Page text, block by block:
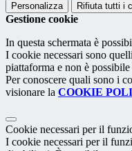
Personalizza Rifiuta tutti i
Gestione cookie
In questa schermata è
I cookie necessari sono
piattaforma e non è
Per conoscere quali sono i
visionare la COOKIE
Cookie necessari per il
I cookie necessari per il